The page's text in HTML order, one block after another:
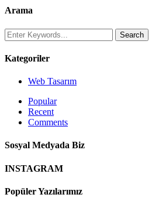
Arama
Kategoriler
Web Tasarım
Popular
Recent
Comments
Sosyal Medyada Biz
INSTAGRAM
Popüler Yazılarımız